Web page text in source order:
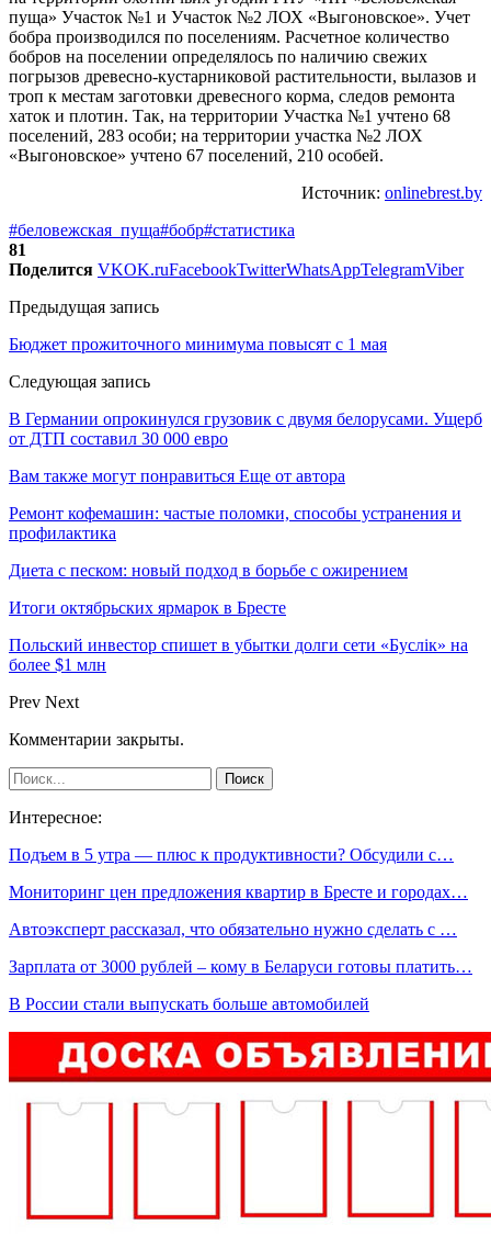
пуща» Участок №1 и Участок №2 ЛОХ «Выгоновское». Учет
бобра производился по поселениям. Расчетное количество
бобров на поселении определялось по наличию свежих
погрызов древесно-кустарниковой растительности, вылазов и
троп к местам заготовки древесного корма, следов ремонта
хаток и плотин. Так, на территории Участка №1 учтено 68
поселений, 283 особи; на территории участка №2 ЛОХ
«Выгоновское» учтено 67 поселений, 210 особей.
Источник: onlinebrest.by
#беловежская_пуща#бобр#статистика
81
Поделится VKOK.ruFacebookTwitterWhatsAppTelegramViber
Предыдущая запись
Бюджет прожиточного минимума повысят с 1 мая
Следующая запись
В Германии опрокинулcя грузовик с двумя белорусами. Ущерб
от ДТП составил 30 000 евро
Вам также могут понравиться Еще от автора
Ремонт кофемашин: частые поломки, способы устранения и
профилактика
Диета с песком: новый подход в борьбе с ожирением
Итоги октябрьских ярмарок в Бресте
Польский инвестор спишет в убытки долги сети «Буслiк» на
более $1 млн
Prev Next
Комментарии закрыты.
Интересное:
Подъем в 5 утра — плюс к продуктивности? Обсудили с…
Мониторинг цен предложения квартир в Бресте и городах…
Автоэксперт рассказал, что обязательно нужно сделать с …
Зарплата от 3000 рублей – кому в Беларуси готовы платить…
В России стали выпускать больше автомобилей